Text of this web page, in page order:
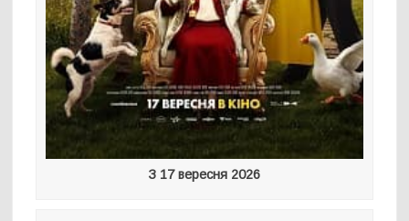
З 17 вересня 2026